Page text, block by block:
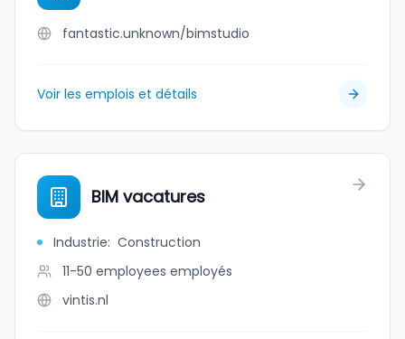
fantastic.unknown/bimstudio
Voir les emplois et détails
BIM vacatures
Industrie: Construction
11-50 employees employés
vintis.nl